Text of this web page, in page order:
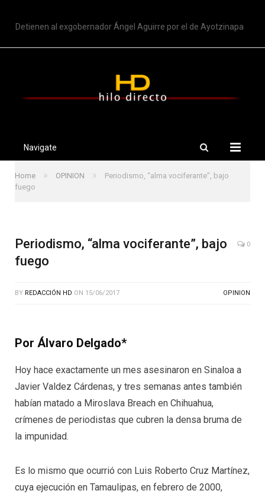
Detienen al exgobernador Ángel Aguirre por el de Ayotzinapa
Navigate
Home » OPINION »
Periodismo, “alma vociferante”, bajo
fuego
Periodismo, “alma vociferante”, bajo
fuego
0
BY REDACCIÓN HD ON 15/06/2017 OPINION
Por Álvaro Delgado*
Hoy hace exactamente un mes asesinaron en Sinaloa a
Javier Valdez Cárdenas, y tres semanas antes también
habían matado a Miroslava Breach en Chihuahua,
crímenes de periodistas que cubren la densa bruma de
la impunidad.
Es lo mismo que ocurrió con Luis Roberto Cruz Martínez,
cuya ejecución en Tamaulipas, en febrero de 2000,